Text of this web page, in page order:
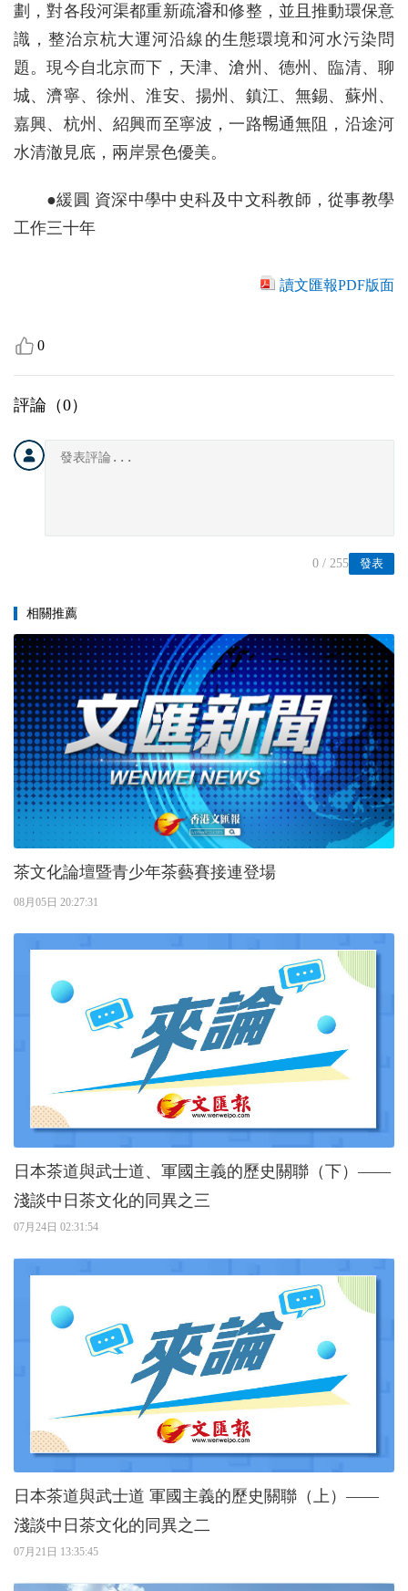
劃，對各段河渠都重新疏𣿰和修整，並且推動環保意
識，整治京杭大運河沿線的生態環境和河水污染問
題。現今自北京而下，天津、滄州、德州、臨清、聊
城、濟寧、徐州、淮安、揚州、鎮江、無錫、蘇州、
嘉興、杭州、紹興而至寧波，一路𣈱通無阻，沿途河
水清澈見底，兩岸景色優美。
●緩圓 資深中學中史科及中文科教師，從事教學
工作三十年
讀文匯報PDF版面
0
評論（0）
發表
0 / 255
相關推薦
茶文化論壇暨青少年茶藝賽接連登場
08月05日 20:27:31
日本茶道與武士道、軍國主義的歷史關聯（下）——
淺談中日茶文化的同異之三
07月24日 02:31:54
日本茶道與武士道 軍國主義的歷史關聯（上）——
淺談中日茶文化的同異之二
07月21日 13:35:45